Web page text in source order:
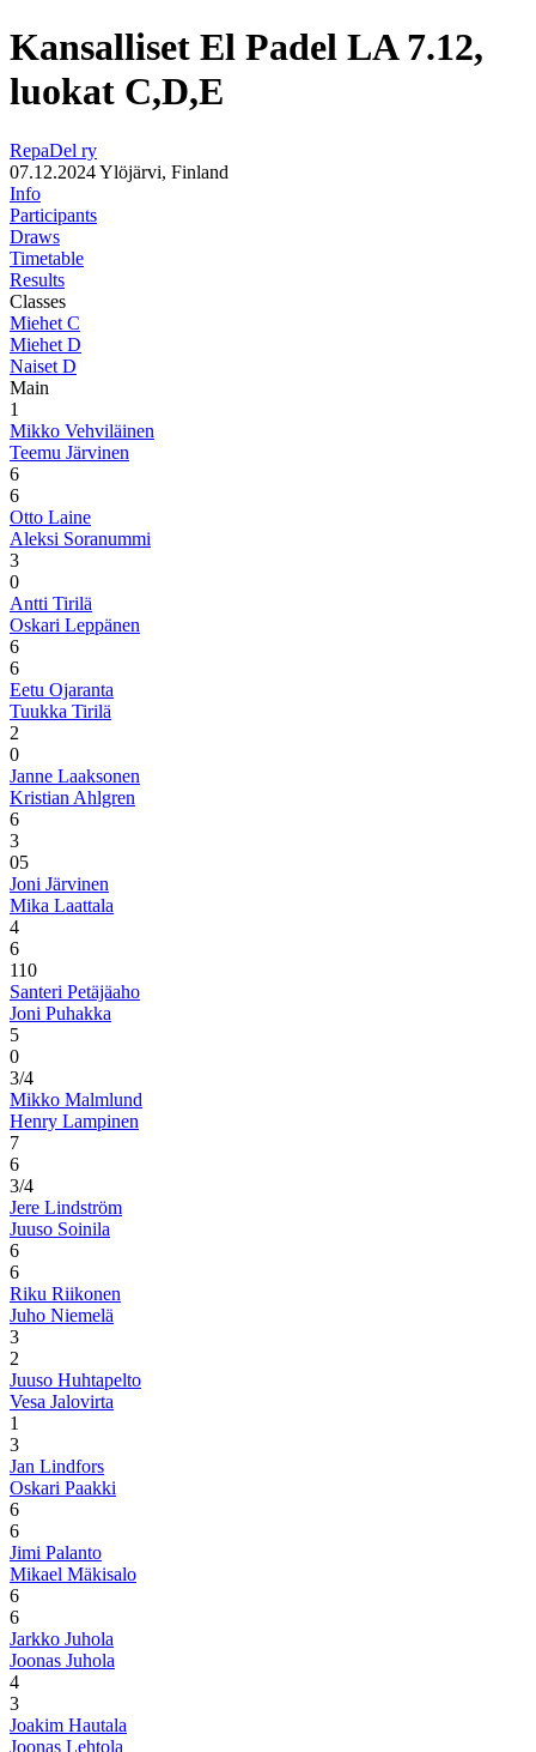
Kansalliset El Padel LA 7.12,
luokat C,D,E
RepaDel ry
07.12.2024Ylöjärvi, Finland
Info
Participants
Draws
Timetable
Results
Classes
Miehet C
Miehet D
Naiset D
Main
1
Mikko Vehviläinen
Teemu Järvinen
6
6
Otto Laine
Aleksi Soranummi
3
0
Antti Tirilä
Oskari Leppänen
6
6
Eetu Ojaranta
Tuukka Tirilä
2
0
Janne Laaksonen
Kristian Ahlgren
6
3
05
Joni Järvinen
Mika Laattala
4
6
110
Santeri Petäjäaho
Joni Puhakka
5
0
3/4
Mikko Malmlund
Henry Lampinen
7
6
3/4
Jere Lindström
Juuso Soinila
6
6
Riku Riikonen
Juho Niemelä
3
2
Juuso Huhtapelto
Vesa Jalovirta
1
3
Jan Lindfors
Oskari Paakki
6
6
Jimi Palanto
Mikael Mäkisalo
6
6
Jarkko Juhola
Joonas Juhola
4
3
Joakim Hautala
Joonas Lehtola